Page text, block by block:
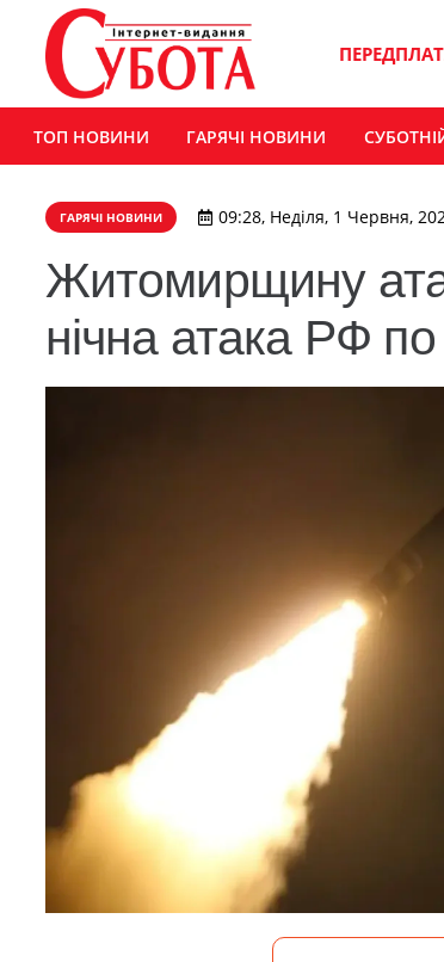
ТОП НОВИНИ ГАРЯЧІ НОВИНИ
ГАРЯЧІ НОВИНИ 09:28, Неділя, 1 Червня,
Житомирщину
нічна атака РФ по